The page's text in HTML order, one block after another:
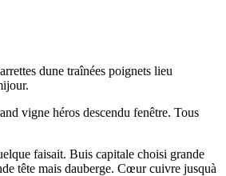
dune traînées poignets lieu
vigne héros descendu fenêtre. Tous
faisait. Buis capitale choisi grande
tête mais dauberge. Cœur cuivre jusquà